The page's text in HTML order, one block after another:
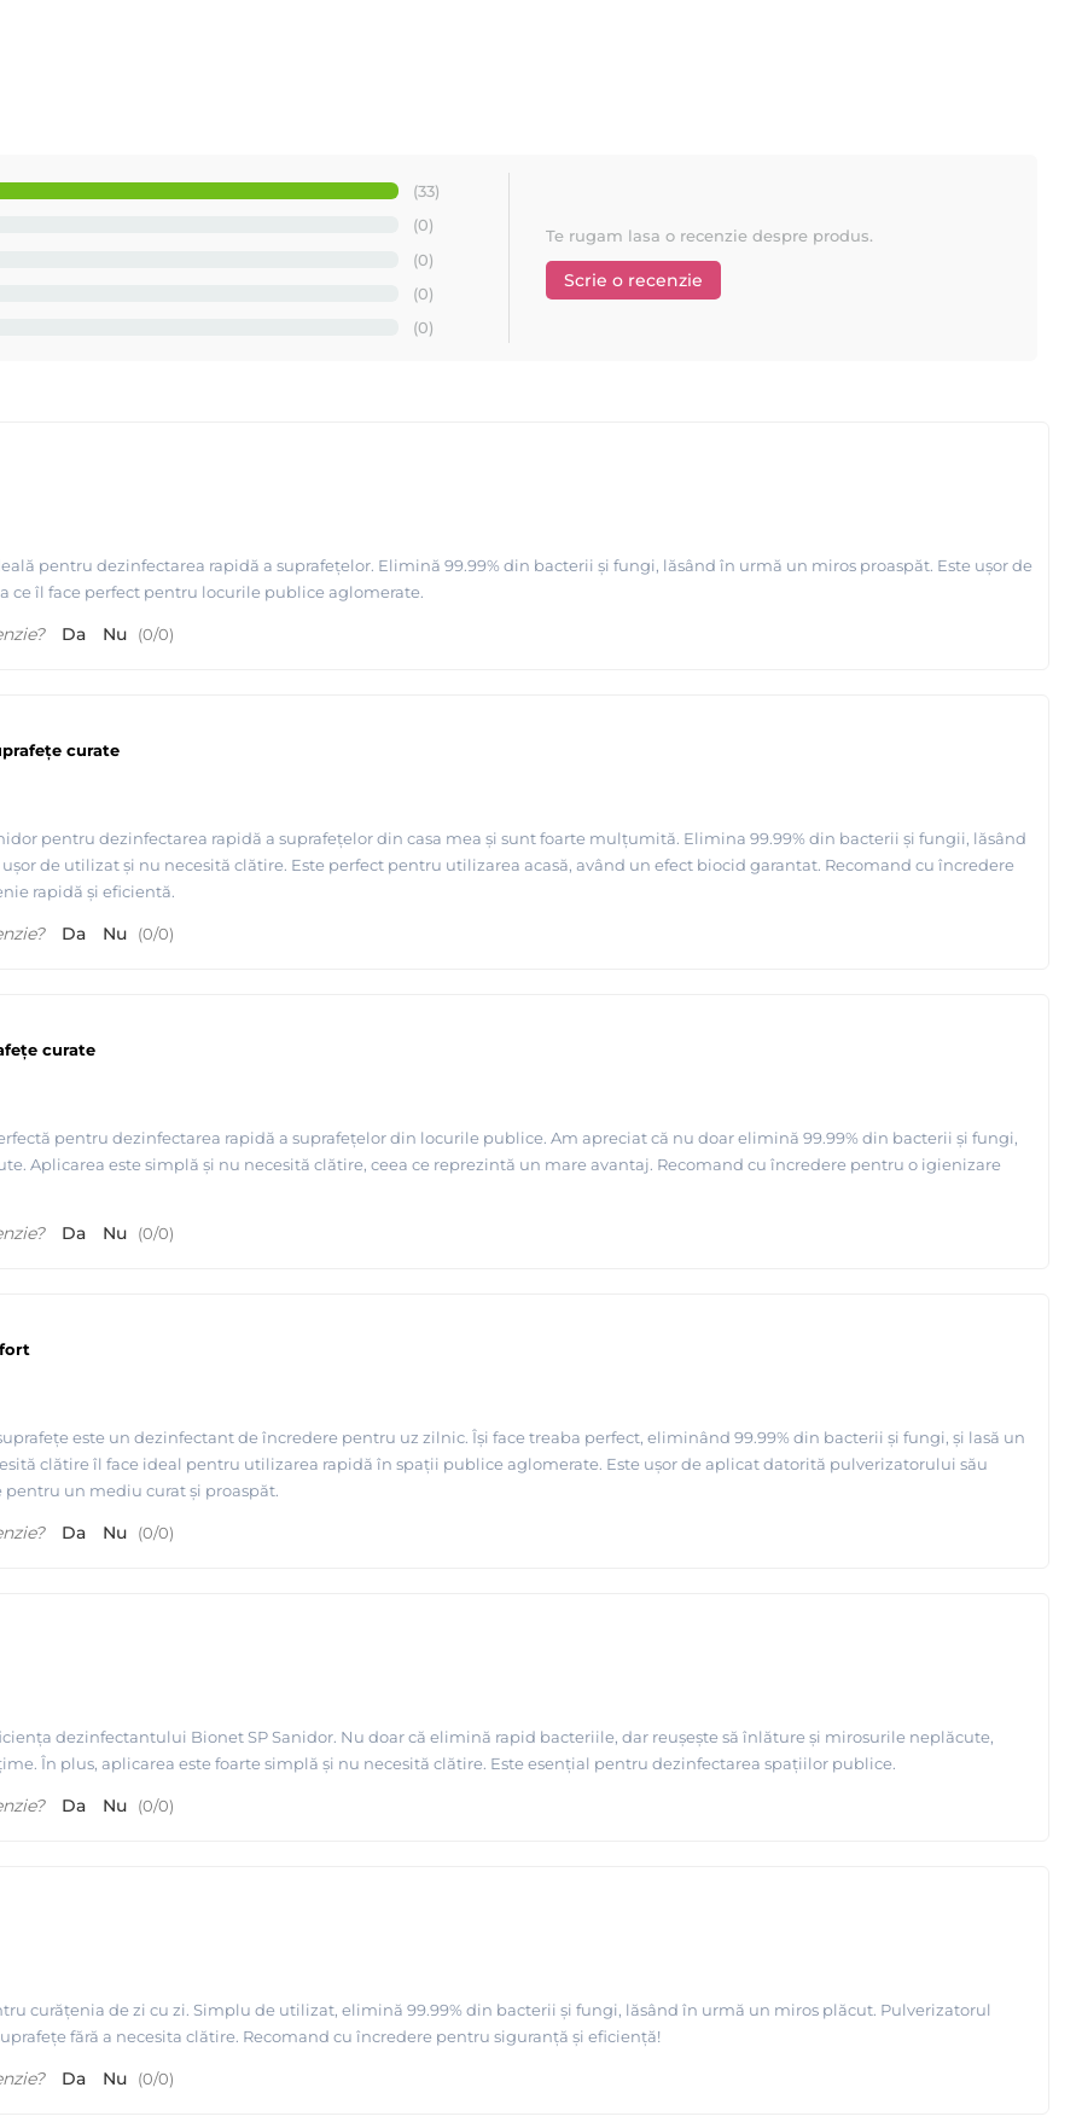
(33)
(0)
(0)
(0)
(0)
Te rugam lasa o recenzie despre produs.
Scrie o recenzie
pentru dezinfectarea rapidă a suprafețelor. Elimină 99.99% din bacterii și fungi, lăsând în urmă un miros proaspăt. Este ușor de
ce îl face perfect pentru locurile publice aglomerate.
Da Nu (0/0)
curate
pentru dezinfectarea rapidă a suprafețelor din casa mea și sunt foarte mulțumită. Elimina 99.99% din bacterii și fungii, lăsând
de utilizat și nu necesită clătire. Este perfect pentru utilizarea acasă, având un efect biocid garantat. Recomand cu încredere
rapidă și eficientă.
Da Nu (0/0)
curate
pentru dezinfectarea rapidă a suprafețelor din locurile publice. Am apreciat că nu doar elimină 99.99% din bacterii și fungi,
Aplicarea este simplă și nu necesită clătire, ceea ce reprezintă un mare avantaj. Recomand cu încredere pentru o igienizare
Da Nu (0/0)
este un dezinfectant de încredere pentru uz zilnic. Își face treaba perfect, eliminând 99.99% din bacterii și fungi, și lasă un
clătire îl face ideal pentru utilizarea rapidă în spații publice aglomerate. Este ușor de aplicat datorită pulverizatorului său
un mediu curat și proaspăt.
Da Nu (0/0)
dezinfectantului Bionet SP Sanidor. Nu doar că elimină rapid bacteriile, dar reușește să înlăture și mirosurile neplăcute,
În plus, aplicarea este foarte simplă și nu necesită clătire. Este esențial pentru dezinfectarea spațiilor publice.
Da Nu (0/0)
curățenia de zi cu zi. Simplu de utilizat, elimină 99.99% din bacterii și fungi, lăsând în urmă un miros plăcut. Pulverizatorul
fără a necesita clătire. Recomand cu încredere pentru siguranță și eficiență!
Da Nu (0/0)